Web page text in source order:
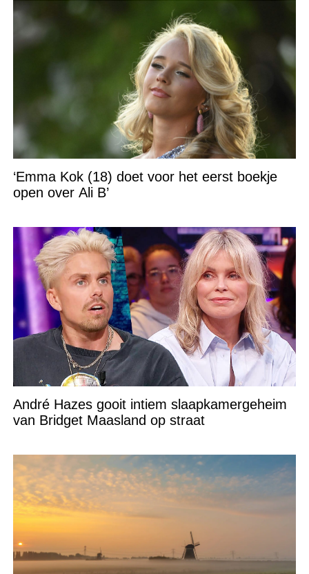
‘Emma Kok (18) doet voor het eerst boekje
open over Ali B’
André Hazes gooit intiem slaapkamergeheim
van Bridget Maasland op straat